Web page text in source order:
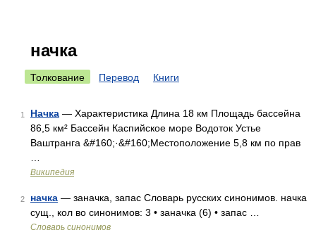
начка
Толкование Перевод Книги
1 Начка — Характеристика Длина 18 км Площадь бассейна
86,5 км² Бассейн Каспийское море Водоток Устье
Ваштранга &#160;·&#160;Местоположение 5,8 км по прав
Википедия
2 начка — заначка, запас Словарь русских синонимов. начка
сущ., кол во синонимов: 3 • заначка (6) • запас …
Словарь синонимов